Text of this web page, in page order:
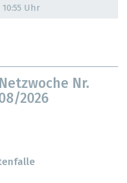
10:55 Uhr
Netzwoche Nr.
2026